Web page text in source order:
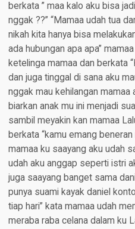
berkata ” maa kalo aku bisa
nggak ??” “Mamaa udah tua
nikah kita hanya bisa
ada hubungan apa apa”
ketelinga mamaa dan berkata
dan juga tinggal di sana aku
nggak mau kehilangan mamaa
biarkan anak mu ini menjadi
sambil meyakin kan mamaa
berkata “kamu emang beneran
mamaa ku saayang aku udah
udah aku anggap seperti istri
juga saayang banget sama
punya suami kayak daniel
tiap hari” kata mamaa udah
meraba raba celana dalam ku